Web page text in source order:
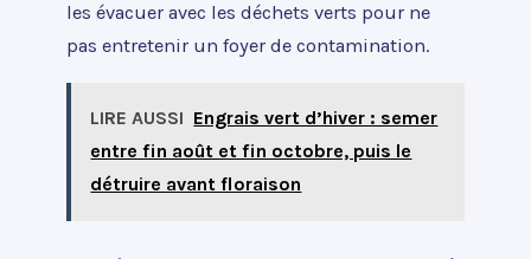
les évacuer avec les déchets verts pour ne
pas entretenir un foyer de contamination.
LIRE AUSSI Engrais vert d’hiver : semer
entre fin août et fin octobre, puis le
détruire avant floraison